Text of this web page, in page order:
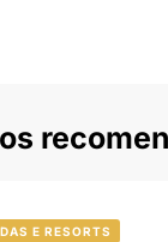
E RESORTS